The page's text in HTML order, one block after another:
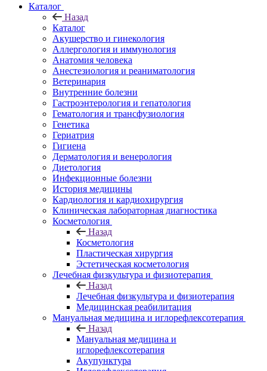
Каталог
Назад
Каталог
Акушерство и гинекология
Аллергология и иммунология
Анатомия человека
Анестезиология и реаниматология
Ветеринария
Внутренние болезни
Гастроэнтерология и гепатология
Гематология и трансфузиология
Генетика
Гериатрия
Гигиена
Дерматология и венерология
Диетология
Инфекционные болезни
История медицины
Кардиология и кардиохирургия
Клиническая лабораторная диагностика
Косметология
Назад
Косметология
Пластическая хирургия
Эстетическая косметология
Лечебная физкультура и физиотерапия
Назад
Лечебная физкультура и физиотерапия
Медицинская реабилитация
Мануальная медицина и иглорефлексотерапия
Назад
Мануальная медицина и
иглорефлексотерапия
Акупунктура